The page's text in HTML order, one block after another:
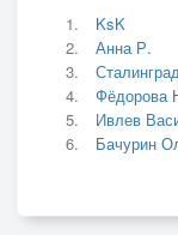
KsK
Анна Р.
Фёдорова
Ивлев
Бачурин